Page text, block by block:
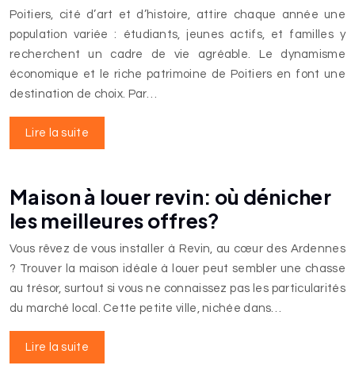
Poitiers, cité d’art et d’histoire, attire chaque année une
population variée : étudiants, jeunes actifs, et familles y
recherchent un cadre de vie agréable. Le dynamisme
économique et le riche patrimoine de Poitiers en font une
destination de choix. Par…
Lire la suite
Maison à louer revin: où dénicher
les meilleures offres?
Vous rêvez de vous installer à Revin, au cœur des Ardennes
? Trouver la maison idéale à louer peut sembler une chasse
au trésor, surtout si vous ne connaissez pas les particularités
du marché local. Cette petite ville, nichée dans…
Lire la suite